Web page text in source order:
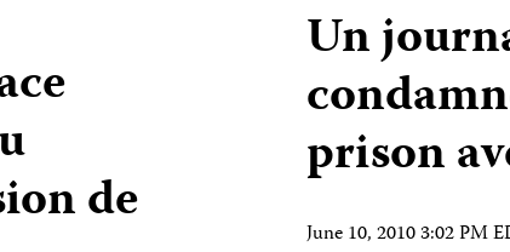
de
Un
prison
June 10, 2010 3:02 PM